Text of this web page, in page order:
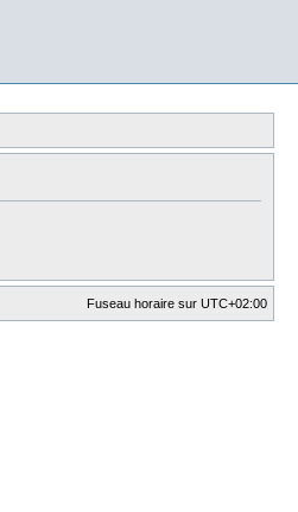
Fuseau horaire sur UTC+02:00